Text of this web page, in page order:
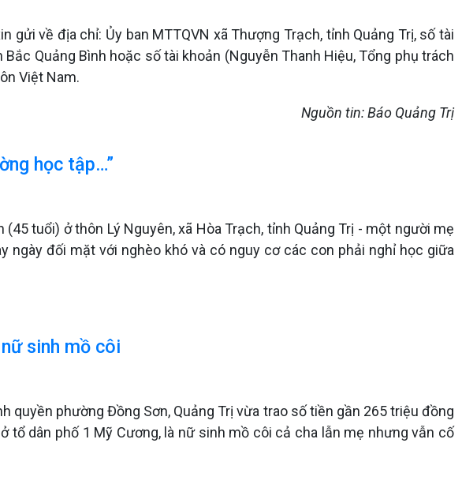
về địa chỉ: Ủy ban MTTQVN xã Thượng Trạch, tỉnh Quảng Trị, số tài
Quảng Bình hoặc số tài khoản (Nguyễn Thanh Hiệu, Tổng phụ trách
Việt Nam.
Nguồn tin: Báo Quảng Trị
học tập…”
tuổi) ở thôn Lý Nguyên, xã Hòa Trạch, tỉnh Quảng Trị - một người mẹ
ngày đối mặt với nghèo khó và có nguy cơ các con phải nghỉ học giữa
sinh mồ côi
quyền phường Đồng Sơn, Quảng Trị vừa trao số tiền gần 265 triệu đồng
tổ dân phố 1 Mỹ Cương, là nữ sinh mồ côi cả cha lẫn mẹ nhưng vẫn cố